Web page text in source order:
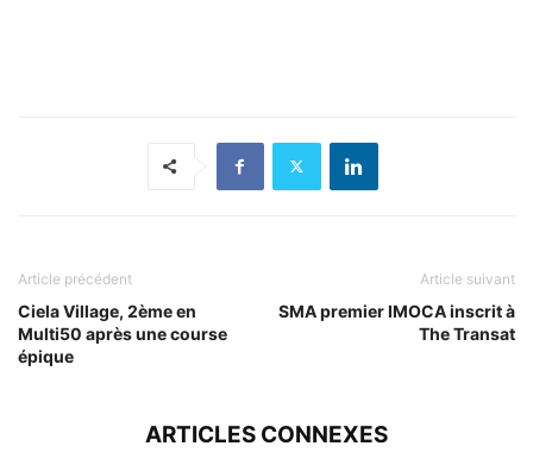
Article précédent
Ciela Village, 2ème en
Multi50 après une course
épique
Article suivant
SMA premier IMOCA inscrit à
The Transat
ARTICLES CONNEXES